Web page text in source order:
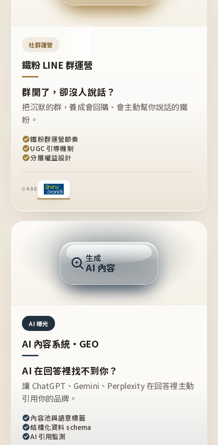
開團
嗎？
社群運營
鐵粉 LINE 群運營
群開了，卻沒人說話？
把沉默的群，養成會回購、會主動幫你說話的鐵
粉。
鐵粉群運營節奏
UGC 引導機制
分層權益設計
CASE
推薦的台灣品牌？
生成
AI 內容
AI 曝光
AI 內容系統・GEO
AI 在回答裡找不到你？
讓 ChatGPT、Gemini、Perplexity 在回答裡主動
引用你的品牌。
內容池與語意標籤
結構化資料 schema
AI 引用監測